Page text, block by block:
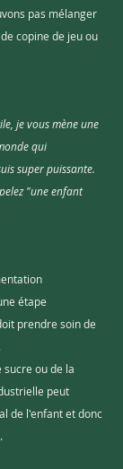
pas mélanger
copine de jeu ou
je vous mène une
qui
super puissante.
"une enfant
étape
prendre soin de
ou de la
peut
de l'enfant et donc